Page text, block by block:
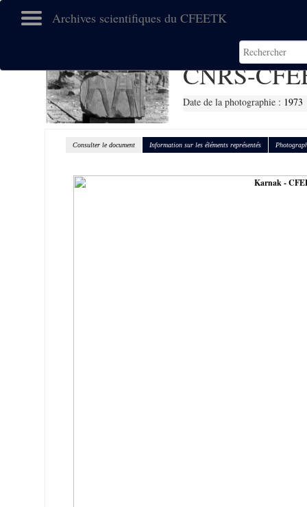
Archives scientifiques du CFEETK
CNRS-
Date de la photographie : 1973
Consulter le document Information sur les éléments représentés